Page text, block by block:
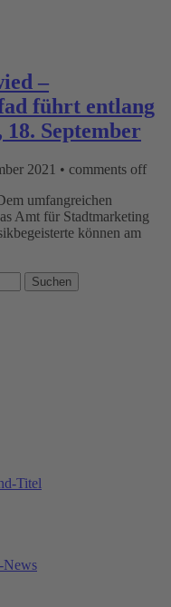
–
führt entlang
18. September
2021 • comments off
umfangreichen
Amt für Stadtmarketing
können am
Titel
News